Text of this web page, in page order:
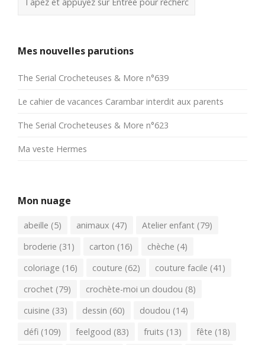
Mes nouvelles parutions
The Serial Crocheteuses & More n°639
Le cahier de vacances Carambar interdit aux parents
The Serial Crocheteuses & More n°623
Ma veste Hermes
Mon nuage
abeille (5) animaux (47) Atelier enfant (79)
broderie (31) carton (16) chèche (4)
coloriage (16) couture (62) couture facile (41)
crochet (79) crochète-moi un doudou (8)
cuisine (33) dessin (60) doudou (14)
défi (109) feelgood (83) fruits (13) fête (18)